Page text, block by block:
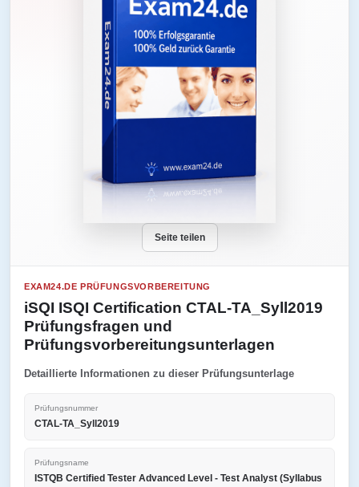
Seite teilen
EXAM24.DE PRÜFUNGSVORBEREITUNG
iSQI ISQI Certification CTAL-TA_Syll2019
Prüfungsfragen und
Prüfungsvorbereitungsunterlagen
Detaillierte Informationen zu dieser Prüfungsunterlage
Prüfungsnummer
CTAL-TA_Syll2019
Prüfungsname
ISTQB Certified Tester Advanced Level - Test Analyst (Syllabus